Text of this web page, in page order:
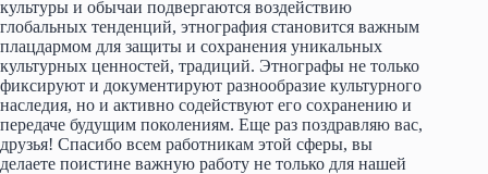
культуры и обычаи подвергаются воздействию
глобальных тенденций, этнография становится важным
плацдармом для защиты и сохранения уникальных
культурных ценностей, традиций. Этнографы не только
фиксируют и документируют разнообразие культурного
наследия, но и активно содействуют его сохранению и
передаче будущим поколениям. Еще раз поздравляю вас,
друзья! Спасибо всем работникам этой сферы, вы
делаете поистине важную работу не только для нашей